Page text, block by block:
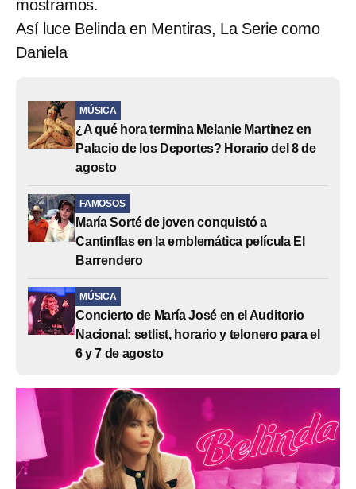
mostramos.
Así luce Belinda en Mentiras, La Serie como
Daniela
MÚSICA
¿A qué hora termina Melanie Martinez en
Palacio de los Deportes? Horario del 8 de
agosto
FAMOSOS
María Sorté de joven conquistó a
Cantinflas en la emblemática película El
Barrendero
MÚSICA
Concierto de María José en el Auditorio
Nacional: setlist, horario y telonero para el
6 y 7 de agosto